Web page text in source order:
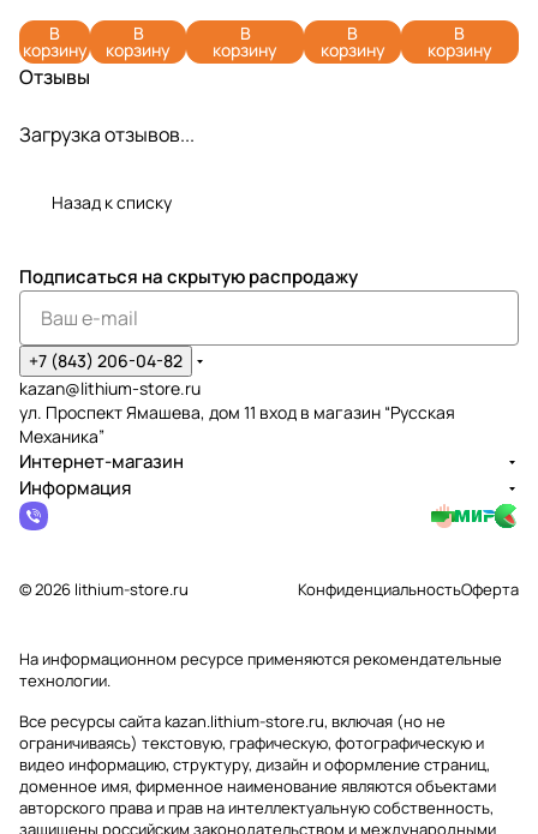
(20 шт.)
В
корзину
(60 шт.)
В
корзину
2944407 (70
шт.)
В
корзину
(90 шт.)
В
корзину
2944207 (40
шт.)
В
корзину
Отзывы
Загрузка отзывов...
Назад к списку
Подписаться на скрытую распродажу
+7 (843) 206-04-82
kazan@lithium-store.ru
ул. Проспект Ямашева, дом 11 вход в магазин “Русская
Механика”
Интернет-магазин
Информация
© 2026 lithium-store.ru КонфиденциальностьОферта
На информационном ресурсе применяютсярекомендательные
технологии.
Все ресурсы сайта kazan.lithium-store.ru, включая (но не
ограничиваясь) текстовую, графическую, фотографическую и
видео информацию, структуру, дизайн и оформление страниц,
доменное имя, фирменное наименование являются объектами
авторского права и прав на интеллектуальную собственность,
защищены российским законодательством и международными